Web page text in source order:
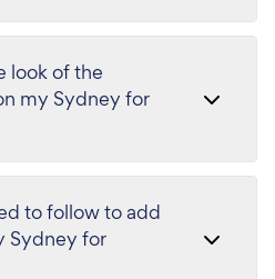
look of the
my Sydney for
to follow to add
Sydney for